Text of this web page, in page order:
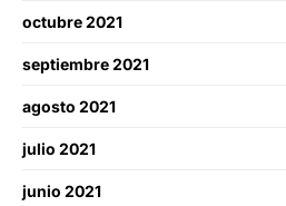
octubre 2021
septiembre 2021
agosto 2021
julio 2021
junio 2021